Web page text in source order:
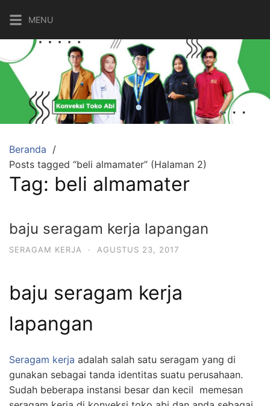
ke
konten
MENU
Beranda
Posts tagged “beli almamater” (Halaman 2)
Tag: beli almamater
baju seragam kerja lapangan
SERAGAM KERJA · AGUSTUS 23, 2017
baju seragam kerja
lapangan
Seragam kerja adalah salah satu seragam yang di
gunakan sebagai tanda identitas suatu perusahaan.
Sudah beberapa instansi besar dan kecil memesan